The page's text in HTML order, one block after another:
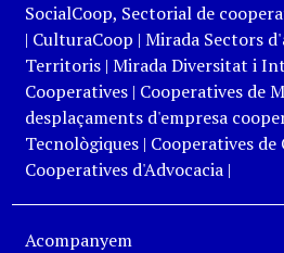
SocialCoop, Sectorial de
| CulturaCoop | Mirada Sectors
Territoris| Mirada Diversitat i
Cooperatives| Cooperatives de
desplaçaments d'empresa
Tecnològiques| Cooperatives de
Cooperatives d'Advocacia|
Acompanyem